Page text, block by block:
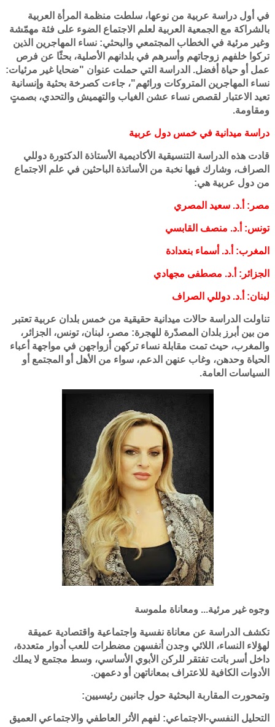
في أول دراسة عربية من نوعها، سلطت منظمة المرأة العربية
بالشراكة مع الجمعية العربية لعلم الاجتماع الضوء على فئة مهمّشة
وغير مرئية في الخطاب المجتمعي والبحثي: نساء المهاجرين الذين
تركوا خلفهم زوجاتهم وأسرهم في بلدانهم الأصلية، بحثًا عن فرص
عمل أو حياة أفضل. الدراسة التي حملت عنوان "ضحايا غير مرئيات:
نساء المهاجرين المتروكات ورائهم"، جاءت كصرخة بحثية وإنسانية
تعيد الاعتبار لقصص نساء عشن الغياب والتهميش والتحدي، بصمتٍ
ومقاومة.
دراسة ميدانية في خمس دول عربية
قادت هذه الدراسة التنسيقية الأكاديمية الأستاذة الدكتورة دوللي
الصراف، وشارك فيها نخبة من الأساتذة الباحثين في علم الاجتماع
من دول عربية هي:
مصر: أ.د. سعيد المصري
تونس: أ.د. منصف القابسي
المغرب: أ.د. أسماء بنعدادة
الجزائر: أ.د. مصطفى مجهادي
لبنان: أ.د. دوللي الصراف
تناولت الدراسة حالات ميدانية حقيقية من خمس بلدان عربية تعتبر
من بين أبرز بلدان المصدّرة للهجرة: مصر، لبنان، تونس، الجزائر،
والمغرب، حيث تمت مقابلة نساء تركهن أزواجهن في مواجهة أعباء
الحياة وحدهن، وغاب عنهن الدعم، سواء من الأهل أو المجتمع أو
السياسات العامة.
وجوه غير مرئية... ومعاناة ملموسة
تكشف الدراسة عن معاناة نفسية واجتماعية واقتصادية عميقة
لهؤلاء النساء، اللائي وجدن أنفسهن مضطرات للعب أدوار متعددة،
داخل أسر باتت تفتقر للركن الأبوي الأساسي، وسط مجتمع لا يملك
الأدوات الكافية للاعتراف بمعاناتهن أو دعمهن.
وتمحورت المقاربة البحثية حول جانبين رئيسيين:
التحليل النفسي-الاجتماعي: لفهم الأثر العاطفي والاجتماعي العميق